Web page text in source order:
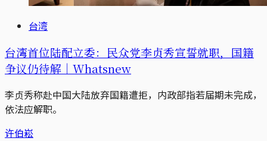
台湾
台湾首位陆配立委：民众党李贞秀宣誓就职，国籍
争议仍待解｜Whatsnew
李贞秀称赴中国大陆放弃国籍遭拒，内政部指若届期未完成，
依法应解职。
许伯崧